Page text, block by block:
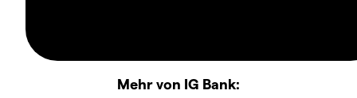
Mehr von IG Bank: